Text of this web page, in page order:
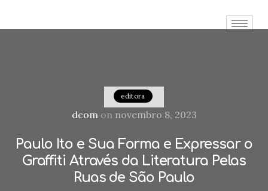
editora
dcomon novembro 8, 2023
Paulo Ito e Sua Forma e Expressar o
Graffiti Através da Literatura Pelas
Ruas de São Paulo